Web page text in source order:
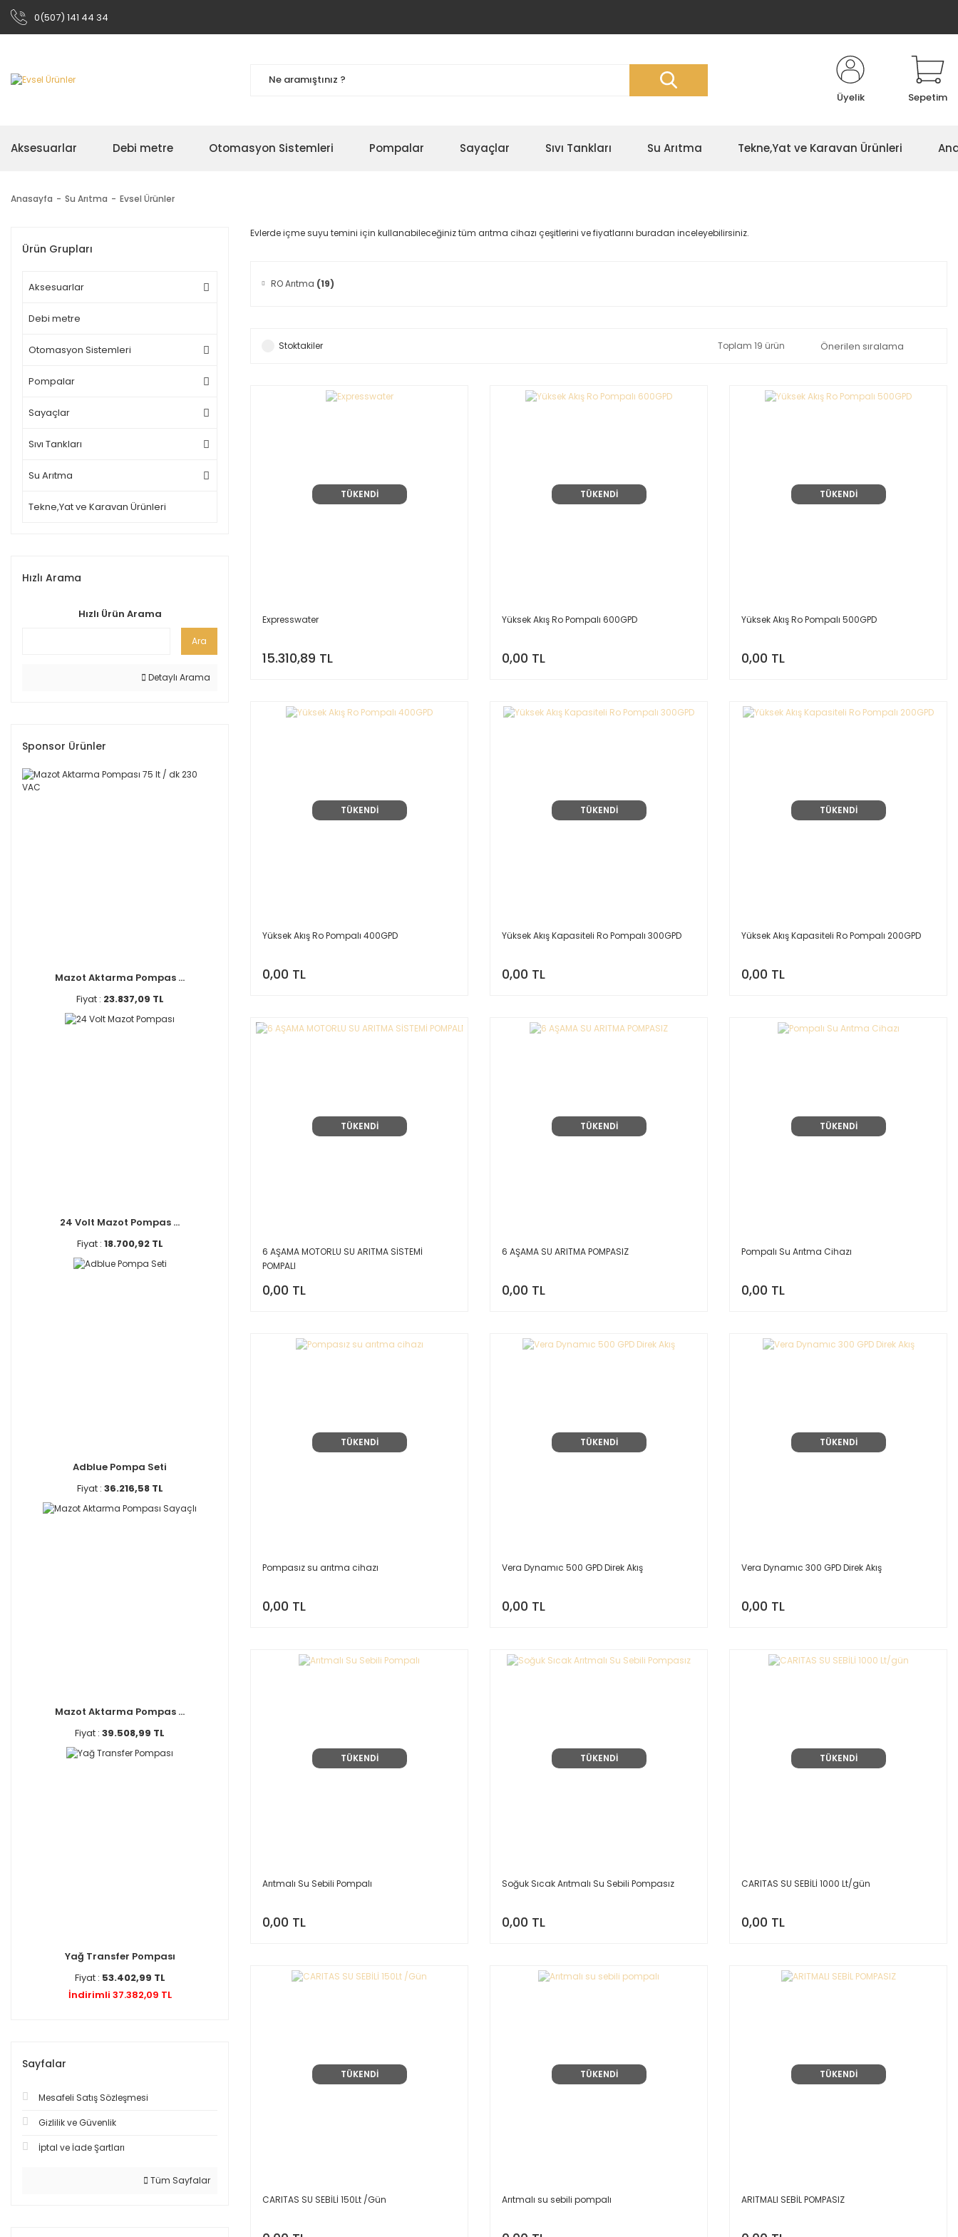
0(507) 141 44 34
Üyelik Sepetim
Aksesuarlar Debi metre Otomasyon Sistemleri Pompalar Sayaçlar Sıvı Tankları Su Arıtma Tekne,Yat ve Karavan Ürünleri
Anasayfa Su Arıtma Evsel Ürünler
Ürün Grupları
Aksesuarlar
Debi metre
Otomasyon Sistemleri
Pompalar
Sayaçlar
Sıvı Tankları
Su Arıtma
Tekne,Yat ve Karavan Ürünleri
Hızlı Arama
Hızlı Ürün Arama
Ara
Detaylı Arama
Sponsor Ürünler
Mazot Aktarma Pompas ...
Fiyat : 23.837,09 TL
24 Volt Mazot Pompas ...
Fiyat : 18.700,92 TL
Adblue Pompa Seti
Fiyat : 36.216,58 TL
Mazot Aktarma Pompas ...
Fiyat : 39.508,99 TL
Yağ Transfer Pompası
Fiyat : 53.402,99 TL
İndirimli 37.382,09 TL
Sayfalar
Mesafeli Satış Sözleşmesi
Gizlilik ve Güvenlik
İptal ve İade Şartları
Tüm Sayfalar
Evlerde içme suyu temini için kullanabileceğiniz tüm arıtma cihazı çeşitlerini ve fiyatlarını buradan inceleyebilirsiniz.
RO Arıtma (19)
Stoktakiler Toplam 19 ürün
TÜKENDİ
Expresswater
15.310,89 TL
TÜKENDİ
Yüksek Akış Ro Pompalı 600GPD
0,00 TL
TÜKENDİ
Yüksek Akış Ro Pompalı 500GPD
0,00 TL
TÜKENDİ
Yüksek Akış Ro Pompalı 400GPD
0,00 TL
TÜKENDİ
Yüksek Akış Kapasiteli Ro Pompalı 300GPD
0,00 TL
TÜKENDİ
Yüksek Akış Kapasiteli Ro Pompalı 200GPD
0,00 TL
TÜKENDİ
6 AŞAMA MOTORLU SU ARITMA SİSTEMİ
POMPALI
0,00 TL
TÜKENDİ
6 AŞAMA SU ARITMA POMPASIZ
0,00 TL
TÜKENDİ
Pompalı Su Arıtma Cihazı
0,00 TL
TÜKENDİ
Pompasız su arıtma cihazı
0,00 TL
TÜKENDİ
Vera Dynamıc 500 GPD Direk Akış
0,00 TL
TÜKENDİ
Vera Dynamıc 300 GPD Direk Akış
0,00 TL
TÜKENDİ
Arıtmalı Su Sebili Pompalı
0,00 TL
TÜKENDİ
Soğuk Sıcak Arıtmalı Su Sebili Pompasız
0,00 TL
TÜKENDİ
CARITAS SU SEBİLİ 1000 Lt/gün
0,00 TL
TÜKENDİ
CARITAS SU SEBİLİ 150Lt /Gün
TÜKENDİ
Arıtmalı su sebili pompalı
TÜKENDİ
ARITMALI SEBİL POMPASIZ